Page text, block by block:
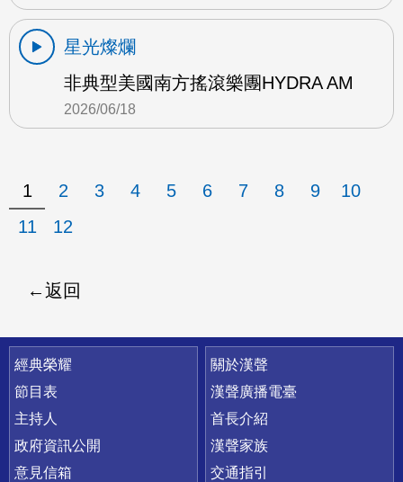
星光燦爛
非典型美國南方搖滾樂團HYDRA AM
2026/06/18
1 2 3 4 5 6 7 8 9
10
11
12
返回
快速連結
經典榮耀
節目表
主持人
政府資訊公開
意見信箱
關於漢聲
漢聲廣播電臺
首長介紹
漢聲家族
交通指引